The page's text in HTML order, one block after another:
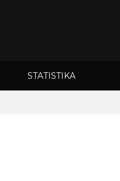
STATISTIKA